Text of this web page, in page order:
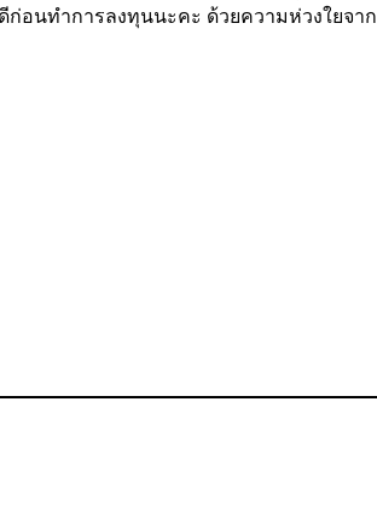
อนทำการลงทุนนะคะ ด้วยความห่วงใยจาก